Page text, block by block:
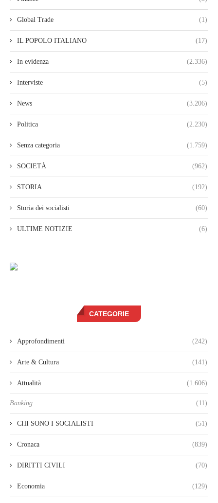
Global Trade (1)
IL POPOLO ITALIANO (17)
In evidenza (2.336)
Interviste (5)
News (3.206)
Politica (2.230)
Senza categoria (1.759)
SOCIETÀ (962)
STORIA (192)
Storia dei socialisti (60)
ULTIME NOTIZIE (6)
CATEGORIE
Approfondimenti (242)
Arte & Cultura (141)
Attualità (1.606)
Banking (11)
CHI SONO I SOCIALISTI (51)
Cronaca (839)
DIRITTI CIVILI (70)
Economia (129)